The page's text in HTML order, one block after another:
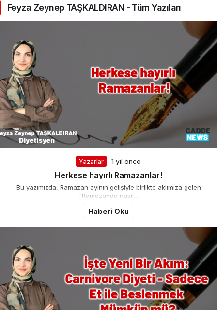
Feyza Zeynep TAŞKALDIRAN - Tüm Yazıları
Yazarlar 1 yıl önce
Herkese hayırlı Ramazanlar!
Bu yazımızda, Ramazan ayının gelişiyle birlikte aklımıza gelen
"Ramazanda nasıl...
Haberi Oku